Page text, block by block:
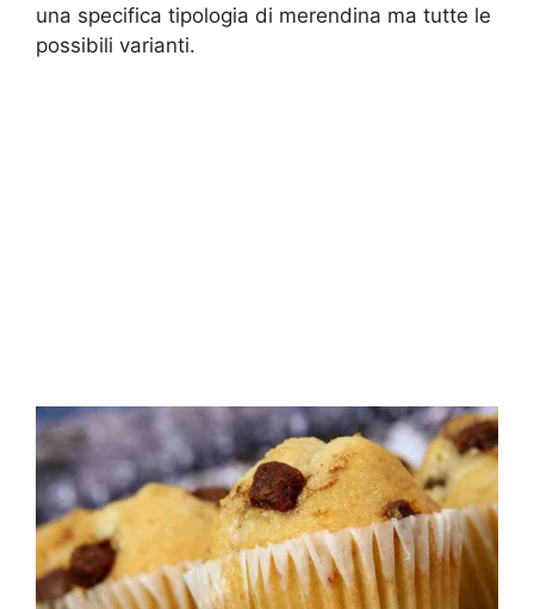
una specifica tipologia di merendina ma tutte le
possibili varianti.